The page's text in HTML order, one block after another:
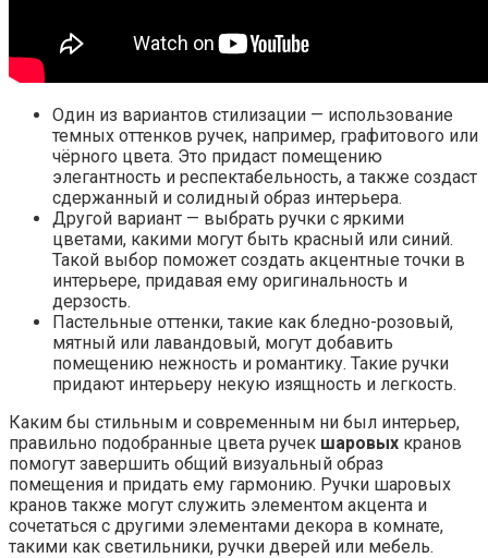
Один из вариантов стилизации — использование
темных оттенков ручек, например, графитового или
чёрного цвета. Это придаст помещению
элегантность и респектабельность, а также создаст
сдержанный и солидный образ интерьера.
Другой вариант — выбрать ручки с яркими
цветами, какими могут быть красный или синий.
Такой выбор поможет создать акцентные точки в
интерьере, придавая ему оригинальность и
дерзость.
Пастельные оттенки, такие как бледно-розовый,
мятный или лавандовый, могут добавить
помещению нежность и романтику. Такие ручки
придают интерьеру некую изящность и легкость.
Каким бы стильным и современным ни был интерьер,
правильно подобранные цвета ручек шаровых кранов
помогут завершить общий визуальный образ
помещения и придать ему гармонию. Ручки шаровых
кранов также могут служить элементом акцента и
сочетаться с другими элементами декора в комнате,
такими как светильники, ручки дверей или мебель.